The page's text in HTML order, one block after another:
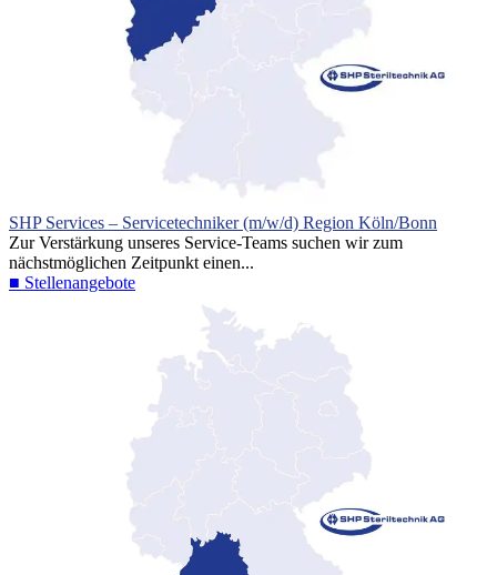
SHP Services – Servicetechniker (m/w/d) Region Köln/Bonn
Zur Verstärkung unseres Service-Teams suchen wir zum
nächstmöglichen Zeitpunkt einen...
■ Stellenangebote